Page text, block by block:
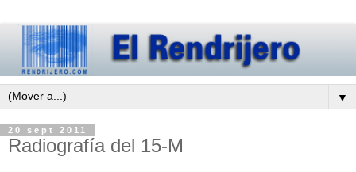
▼
20 sept 2011
Radiografía del 15-M